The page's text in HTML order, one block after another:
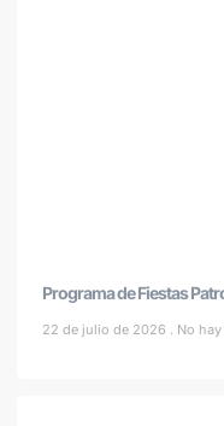
Programa de Fiestas
22 de julio de 2026 No